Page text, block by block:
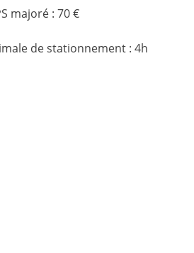
majoré : 70 €
de stationnement : 4h